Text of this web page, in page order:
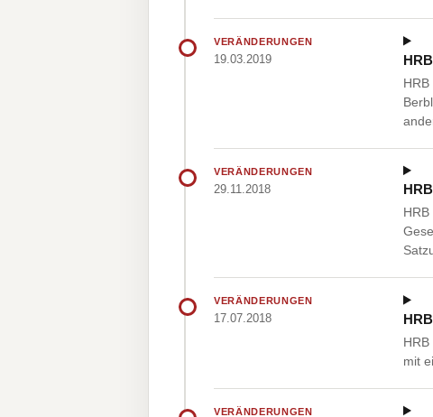
VERÄNDERUNGEN
19.03.2019
VERÄNDERUNGEN
29.11.2018
VERÄNDERUNGEN
17.07.2018
mit
VERÄNDERUNGEN